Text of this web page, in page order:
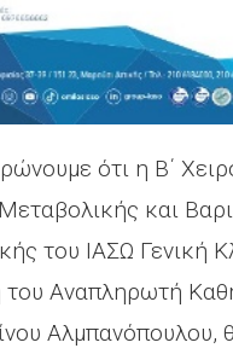
ότι η Β΄
και
του ΙΑΣΩ Γενική
του Αναπληρωτή
Αλμπανόπουλου,